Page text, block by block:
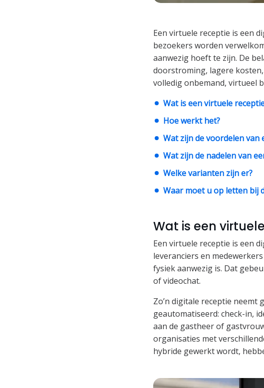
Een virtuele receptie is een
bezoekers worden
aanwezig hoeft te zijn. De
doorstroming, lagere
volledig onbemand, virtueel
Wat is een virtuele
Hoe werkt het?
Wat zijn de voordelen van
Wat zijn de nadelen van
Welke varianten zijn er?
Waar moet u op letten bij
Wat is een
Een virtuele receptie is een
leveranciers en
fysiek aanwezig is. Dat
of videochat.
Zo’n digitale receptie neemt
geautomatiseerd: check-in,
aan de gastheer of
organisaties met
hybride gewerkt wordt,